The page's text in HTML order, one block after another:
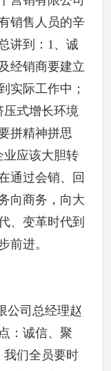
销售人员的辛
讲到：1、诚
经销商要建立
实际工作中；
压式增长环境
拼精神拼思
业应该大胆转
通过会销、回
向商务，向大
、变革时代到
前进。
公司总经理赵
：诚信、聚
我们全员要时